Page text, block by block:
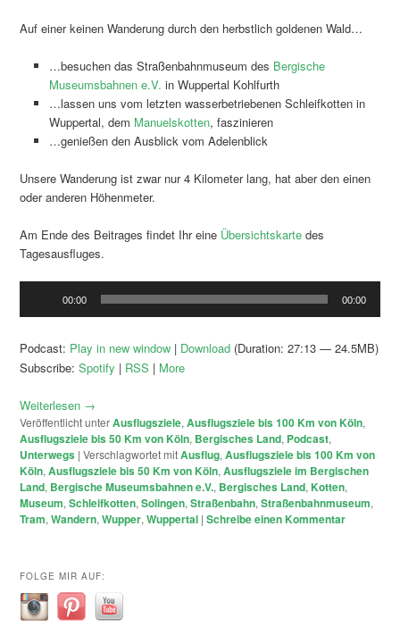
Auf einer keinen Wanderung durch den herbstlich goldenen Wald…
…besuchen das Straßenbahnmuseum des Bergische
Museumsbahnen e.V. in Wuppertal Kohlfurth
…lassen uns vom letzten wasserbetriebenen Schleifkotten in
Wuppertal, dem Manuelskotten, faszinieren
…genießen den Ausblick vom Adelenblick
Unsere Wanderung ist zwar nur 4 Kilometer lang, hat aber den einen
oder anderen Höhenmeter.
Am Ende des Beitrages findet Ihr eine Übersichtskartedes
Tagesausfluges.
00:00 00:00
Podcast: Play in new window | Download (Duration: 27:13 — 24.5MB)
Subscribe:Spotify | RSS | More
Weiterlesen →
Veröffentlicht unterAusflugsziele,Ausflugsziele bis 100 Km von Köln,
Ausflugsziele bis 50 Km von Köln, Bergisches Land, Podcast,
Unterwegs |Verschlagwortet mitAusflug,Ausflugsziele bis 100 Km von
Köln,Ausflugsziele bis 50 Km von Köln,Ausflugsziele im Bergischen
Land, Bergische Museumsbahnen e.V., Bergisches Land,Kotten,
Museum,Schleifkotten,Solingen,Straßenbahn,Straßenbahnmuseum,
Tram,Wandern,Wupper,Wuppertal |Schreibe einen Kommentar
FOLGE MIR AUF: